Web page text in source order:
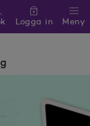
Meny
Logga in